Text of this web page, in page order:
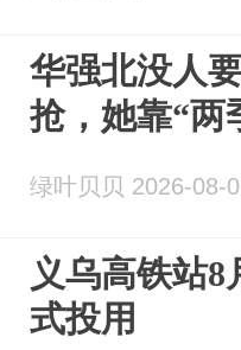
华强北没人
抢，她靠“两
绿叶贝贝 2026-08-
义乌高铁站
式投用